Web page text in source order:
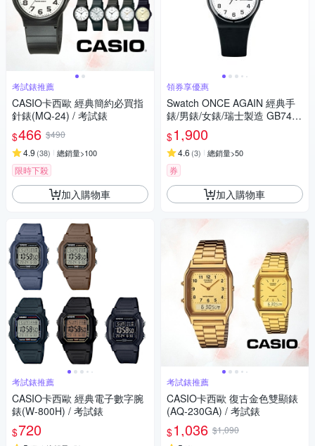
考試錶推薦
CASIO卡西歐 經典簡約必買指
針錶(MQ-24) / 考試錶
$466 $490
4.9 (38) 總銷量>100
限時下殺
加入購物車
考試錶推薦
CASIO卡西歐 經典電子數字腕
錶(W-800H) / 考試錶
$720
領券享優惠
Swatch ONCE AGAIN 經典手
錶/男錶/女錶/瑞士製造 GB743-
S26 (34mm)
$1,900
4.6 (3) 總銷量>50
券
加入購物車
考試錶推薦
CASIO卡西歐 復古金色雙顯錶
(AQ-230GA) / 考試錶
$1,036 $1,090